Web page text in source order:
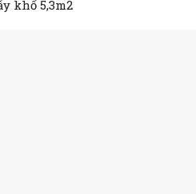
khổ 5,3m2